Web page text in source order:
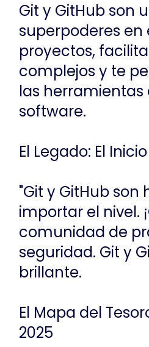
Git y GitHub son
superpoderes
proyectos,
complejos y te
las herramientas
software.
El Legado: El
"Git y GitHub
importar el nivel.
comunidad de
seguridad. Git y
brillante.
El Mapa del
2025